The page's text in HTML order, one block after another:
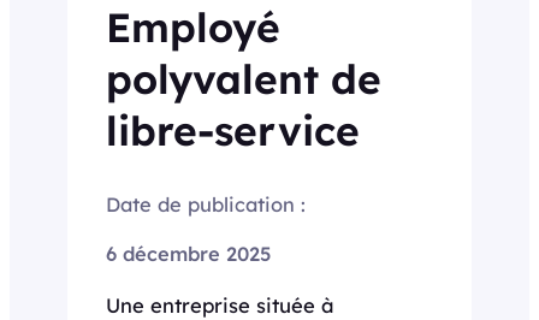
Employé
polyvalent de
libre-service
Date de publication :
6 décembre 2025
Une entreprise située à